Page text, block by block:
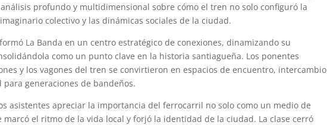
profundo y multidimensional sobre cómo el tren no solo configuró la
colectivo y las dinámicas sociales de la ciudad.
La Banda en un centro estratégico de conexiones, dinamizando su
como un punto clave en la historia santiagueña. Los ponentes
y los vagones del tren se convirtieron en espacios de encuentro, intercambio
generaciones de bandeños.
asistentes apreciar la importancia del ferrocarril no solo como un medio de
el ritmo de la vida local y forjó la identidad de la ciudad. La clase cerró